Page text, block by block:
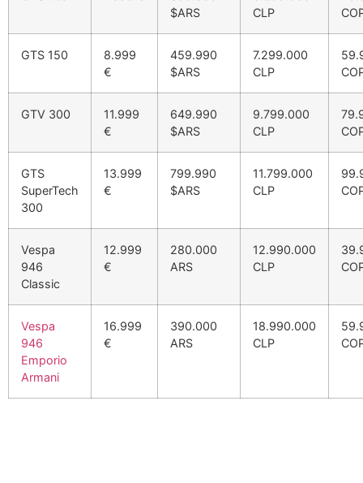
$ARS
CLP
GTS 150
8.999
€
459.990
$ARS
7.299.000
CLP
GTV 300
11.999
€
649.990
$ARS
9.799.000
CLP
GTS
SuperTech
300
13.999
€
799.990
$ARS
11.799.000
CLP
Vespa
946
Classic
12.999
€
280.000
ARS
12.990.000
CLP
Vespa
946
Emporio
Armani
16.999
€
390.000
ARS
18.990.000
CLP